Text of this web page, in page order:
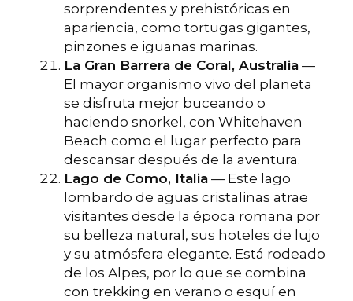
sorprendentes y prehistóricas en
apariencia, como tortugas gigantes,
pinzones e iguanas marinas.
La Gran Barrera de Coral, Australia —
El mayor organismo vivo del planeta
se disfruta mejor buceando o
haciendo snorkel, con Whitehaven
Beach como el lugar perfecto para
descansar después de la aventura.
Lago de Como, Italia — Este lago
lombardo de aguas cristalinas atrae
visitantes desde la época romana por
su belleza natural, sus hoteles de lujo
y su atmósfera elegante. Está rodeado
de los Alpes, por lo que se combina
con trekking en verano o esquí en